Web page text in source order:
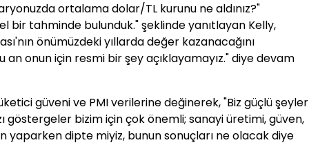
ortalama dolar/TL kurunu ne aldınız?"
bir tahminde bulunduk." şeklinde yanıtlayan Kelly,
önümüzdeki yıllarda değer kazanacağını
an onun için resmi bir şey açıklayamayız." diye devam
güveni ve PMI verilerine değinerek, "Biz güçlü şeyler
göstergeler bizim için çok önemli; sanayi üretimi, güven,
yaparken dipte miyiz, bunun sonuçları ne olacak diye